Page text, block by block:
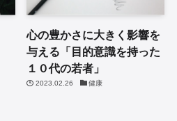
心の豊かさに大きく影響を
与える「目的意識を持った
１０代の若者」
2023.02.26 健康